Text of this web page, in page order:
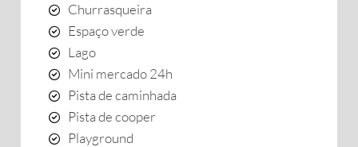
Churrasqueira
Espaço verde
Lago
Mini mercado 24h
Pista de caminhada
Pista de cooper
Playground